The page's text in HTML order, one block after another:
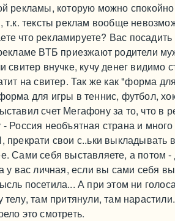
рекламы, которую можно
т.к. тексты реклам вообще
что рекламируете? Вас
ВТБ приезжают родители
свитер внучке, кучу денег видимо
на свитер. Так же как "форма
для игры в теннис, футбол,
счет Мегафону за то, что в
Россия необъятная страна и
свои с..ьки выкладывать
Сами себя выставляете, а потом -
у вас личная, если вы сами себя
посетила... А при этом ни
телу, там притянули, там
это смотреть.